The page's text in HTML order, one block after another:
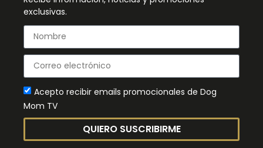
exclusivas.
Acepto recibir emails promocionales de Dog
Mom TV
QUIERO SUSCRIBIRME